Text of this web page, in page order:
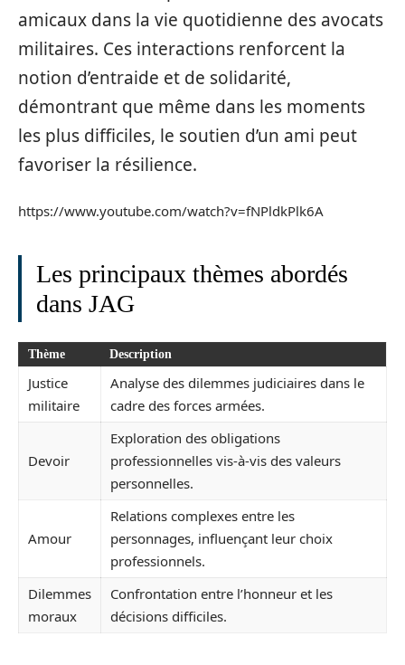
amicaux dans la vie quotidienne des avocats
militaires. Ces interactions renforcent la
notion d’entraide et de solidarité,
démontrant que même dans les moments
les plus difficiles, le soutien d’un ami peut
favoriser la résilience.
https://www.youtube.com/watch?v=fNPldkPlk6A
Les principaux thèmes abordés
dans JAG
Thème Description
Justice
militaire
Analyse des dilemmes judiciaires dans le
cadre des forces armées.
Devoir
Exploration des obligations
professionnelles vis-à-vis des valeurs
personnelles.
Amour
Relations complexes entre les
personnages, influençant leur choix
professionnels.
Dilemmes
moraux
Confrontation entre l’honneur et les
décisions difficiles.